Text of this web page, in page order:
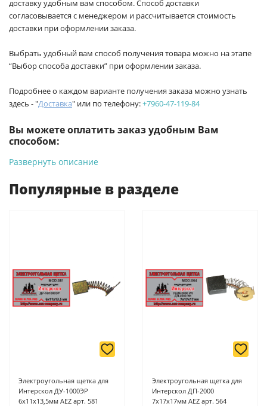
доставку удобным вам способом. Способ доставки
согласовывается с менеджером и рассчитывается стоимость
доставки при оформлении заказа.
Выбрать удобный вам способ получения товара можно на этапе
“Выбор способа доставки” при оформлении заказа.
Подробнее о каждом варианте получения заказа можно узнать
здесь - "Доставка" или по телефону:+7960-47-119-84
Вы можете оплатить заказ удобным Вам
способом:
-Банковской картой на сайте ProffЭлектро. Данный вид
Подробнее о способах оплаты можно узнать здесь - "Оплата"
Развернуть описание
Популярные в разделе
Электроугольная щетка для
Интерскол ДУ-1000ЭР
6х11х13,5мм AEZ арт. 581
Электроугольная щетка для
Интерскол ДП-2000
7х17х17мм AEZ арт. 564